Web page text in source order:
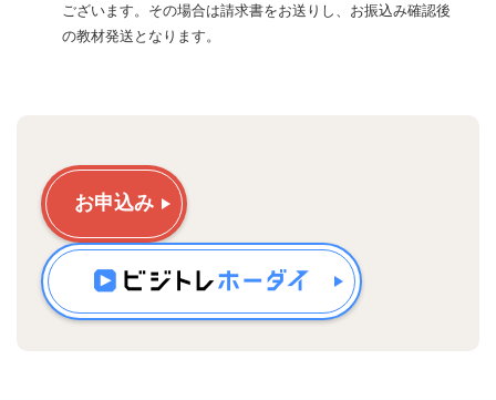
ございます。その場合は請求書をお送りし、お振込み確認後
の教材発送となります。
お申込み